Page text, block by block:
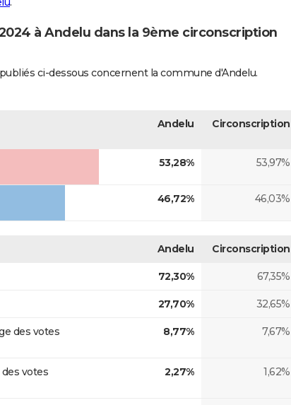
à Andelu dans la 9ème circonscription
ci-dessous concernent la commune d'Andelu.
Andelu Circonscription
53,28% 53,97%
46,72% 46,03%
Andelu Circonscription
72,30% 67,35%
27,70% 32,65%
des votes
8,77% 7,67%
votes
2,27% 1,62%